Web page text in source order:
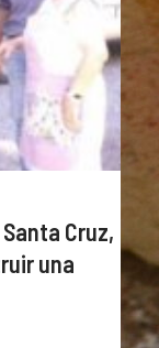
Cruz,
una